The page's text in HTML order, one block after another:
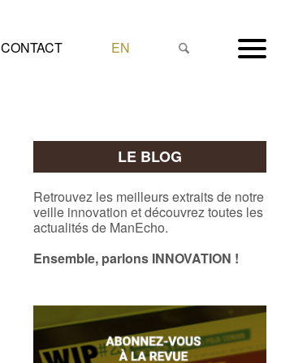
CONTACT EN
LE BLOG
Retrouvez les meilleurs extraits de notre
veille innovation et découvrez toutes les
actualités de ManEcho.
Ensemble, parlons INNOVATION !